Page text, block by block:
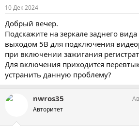
:
10 Дек 2024
Добрый вечер.
Подскажите на зеркале заднего вида
выходом 5В для подключения
при включении зажигания
Для включения приходится
устранить данную проблему?
nwros35
Авторитет